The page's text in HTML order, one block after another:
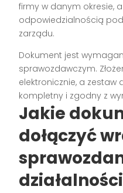
firmy w danym okresie,
odpowiedzialnością
zarządu.
Dokument jest
sprawozdawczym.
elektronicznie, a
kompletny i zgodny z
Jakie
dołączyć